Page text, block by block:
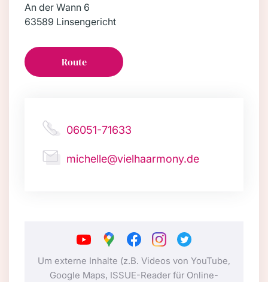
An der Wann 6
63589 Linsengericht
Route
06051-71633
michelle@vielhaarmony.de
Um externe Inhalte (z.B. Videos von YouTube,
Google Maps, ISSUE-Reader für Online-